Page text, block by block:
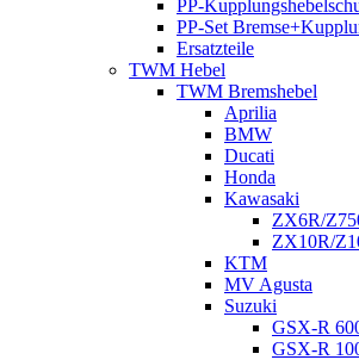
PP-
PP-Set
Ersatzteile
TWM Hebel
TWM Bremshebel
Aprilia
BMW
Ducati
Honda
Kawasaki
ZX6R/
ZX10R/
KTM
MV Agusta
Suzuki
GSX-R
GSX-R